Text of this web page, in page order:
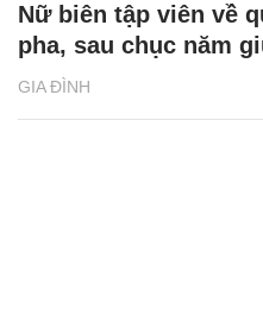
GIA ĐÌNH
Nữ biên tập viên về
pha, sau chục năm